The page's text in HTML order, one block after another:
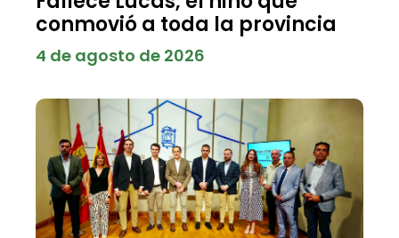
conmovió a toda la provincia
4 de agosto de 2026